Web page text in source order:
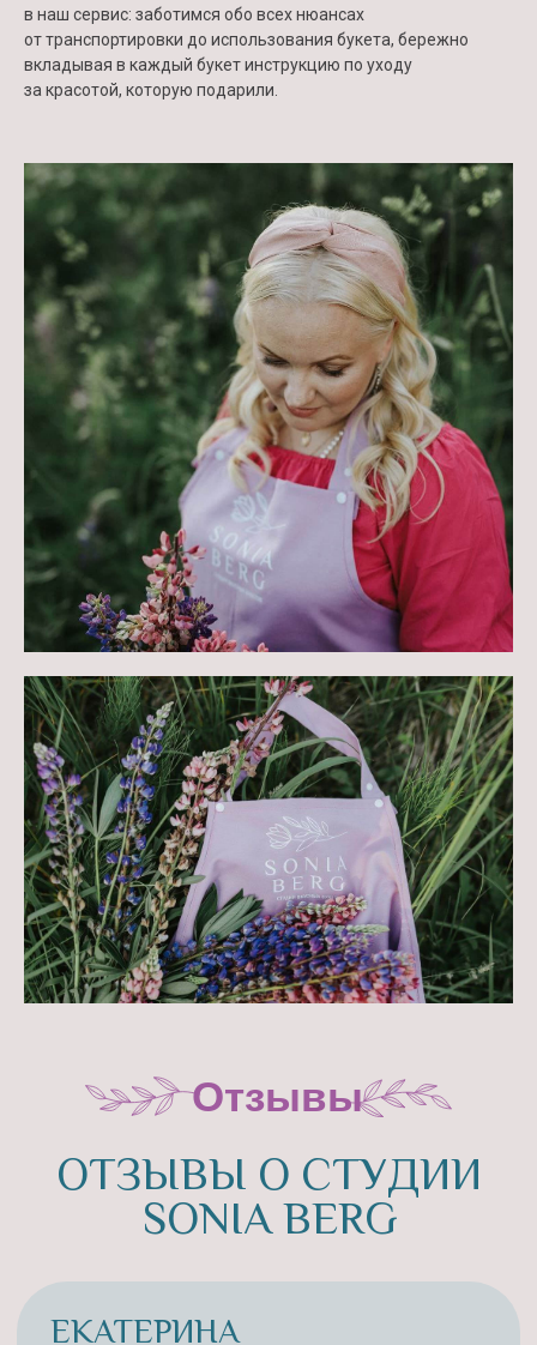
в наш сервис: заботимся обо всех нюансах
от транспортировки до использования букета, бережно
вкладывая в каждый букет инструкцию по уходу
за красотой, которую подарили.
ЗАКАЖИТЕ У НАС
ОРИГИНАЛЬНЫЕ
КОРПОРАТИВНЫЕ
ПОДАРКИ
Контакты